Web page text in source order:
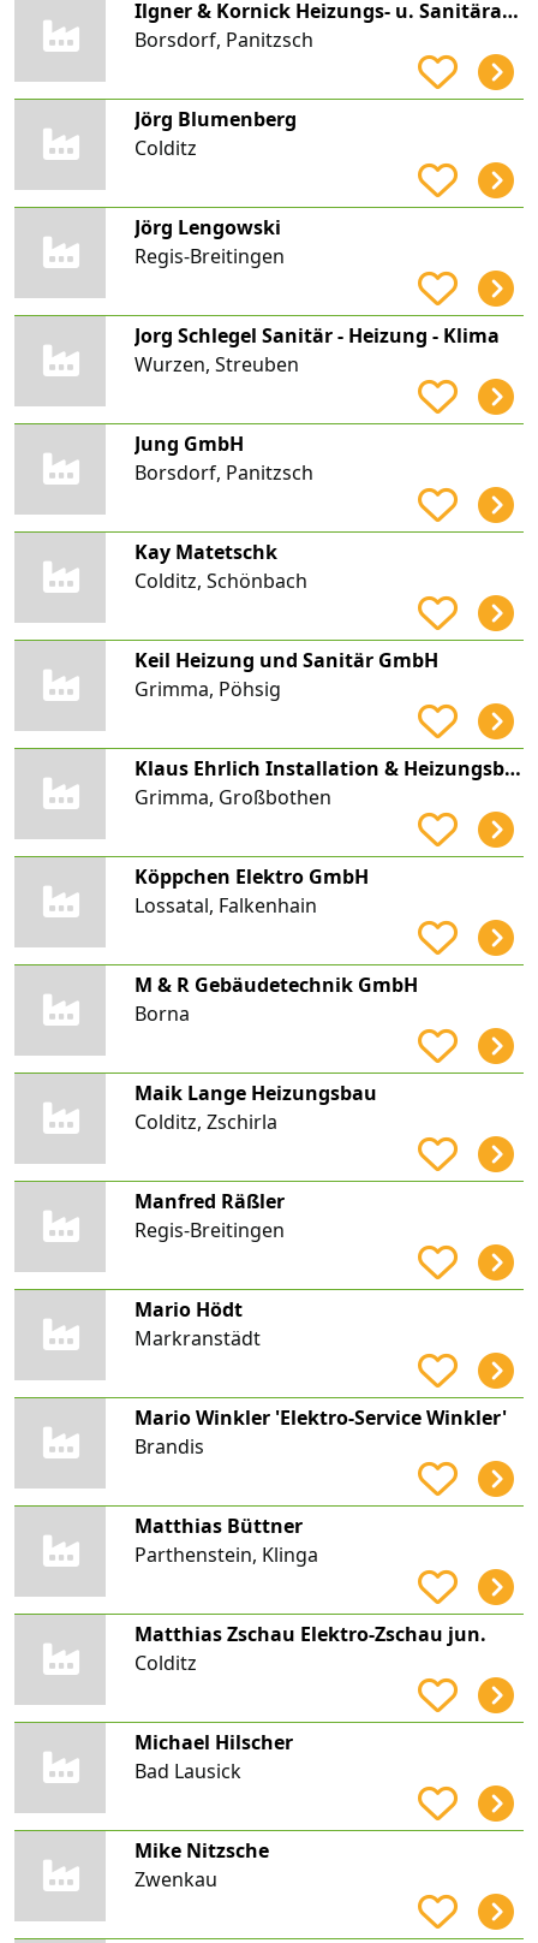
Ilgner & Kornick Heizungs- u. Sanitäranlagenbau GmbH
Borsdorf, Panitzsch
Jörg Blumenberg
Colditz
Jörg Lengowski
Regis-Breitingen
Jorg Schlegel Sanitär - Heizung - Klima
Wurzen, Streuben
Jung GmbH
Borsdorf, Panitzsch
Kay Matetschk
Colditz, Schönbach
Keil Heizung und Sanitär GmbH
Grimma, Pöhsig
Klaus Ehrlich Installation & Heizungsbau
Grimma, Großbothen
Köppchen Elektro GmbH
Lossatal, Falkenhain
M & R Gebäudetechnik GmbH
Borna
Maik Lange Heizungsbau
Colditz, Zschirla
Manfred Räßler
Regis-Breitingen
Mario Hödt
Markranstädt
Mario Winkler 'Elektro-Service Winkler'
Brandis
Matthias Büttner
Parthenstein, Klinga
Matthias Zschau Elektro-Zschau jun.
Colditz
Michael Hilscher
Bad Lausick
Mike Nitzsche
Zwenkau